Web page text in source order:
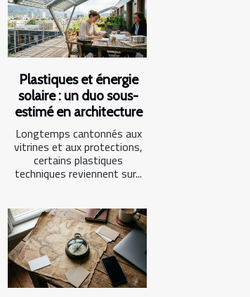
Plastiques et énergie
solaire : un duo sous-
estimé en architecture
Longtemps cantonnés aux
vitrines et aux protections,
certains plastiques
techniques reviennent sur...